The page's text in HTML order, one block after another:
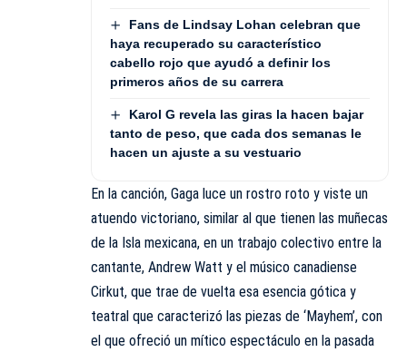
Fans de Lindsay Lohan celebran que
haya recuperado su característico
cabello rojo que ayudó a definir los
primeros años de su carrera
Karol G revela las giras la hacen bajar
tanto de peso, que cada dos semanas le
hacen un ajuste a su vestuario
En la canción, Gaga luce un rostro roto y viste un
atuendo victoriano, similar al que tienen las muñecas
de la Isla mexicana, en un trabajo colectivo entre la
cantante, Andrew Watt y el músico canadiense
Cirkut, que trae de vuelta esa esencia gótica y
teatral que caracterizó las piezas de ‘Mayhem’, con
el que ofreció un mítico espectáculo en la pasada